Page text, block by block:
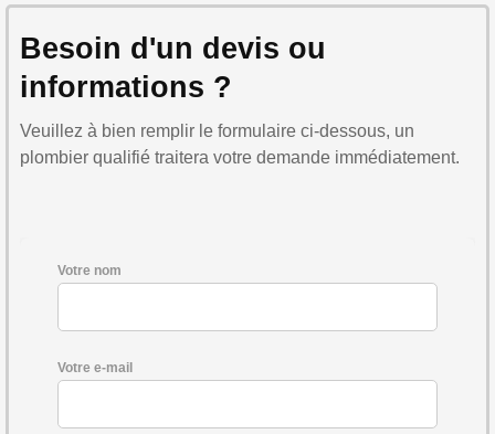
Besoin d'un devis ou
informations ?
Veuillez à bien remplir le formulaire ci-dessous, un
plombier qualifié traitera votre demande immédiatement.
Votre nom
Votre e-mail